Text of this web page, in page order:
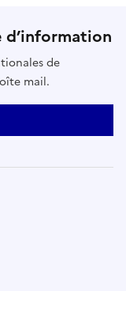
de
mail.